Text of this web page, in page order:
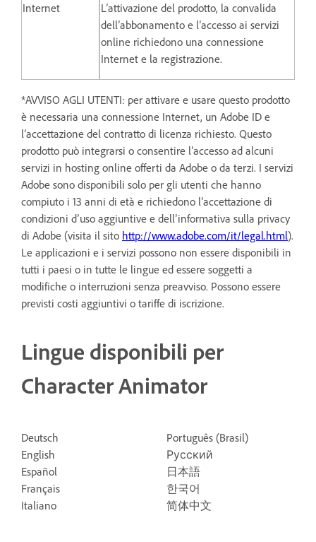
Internet
L’attivazione del prodotto, la convalida
dell’abbonamento e l’accesso ai servizi
online richiedono una connessione
Internet e la registrazione.
*AVVISO AGLI UTENTI: per attivare e usare questo prodotto
è necessaria una connessione Internet, un Adobe ID e
l’accettazione del contratto di licenza richiesto. Questo
prodotto può integrarsi o consentire l’accesso ad alcuni
servizi in hosting online offerti da Adobe o da terzi. I servizi
Adobe sono disponibili solo per gli utenti che hanno
compiuto i 13 anni di età e richiedono l’accettazione di
condizioni d’uso aggiuntive e dell’informativa sulla privacy
di Adobe (visita il sito http://www.adobe.com/it/legal.html).
Le applicazioni e i servizi possono non essere disponibili in
tutti i paesi o in tutte le lingue ed essere soggetti a
modifiche o interruzioni senza preavviso. Possono essere
previsti costi aggiuntivi o tariffe di iscrizione.
Lingue disponibili per
Character Animator
Deutsch
English
Español
Français
Italiano
Português (Brasil)
Русский
日本語
한국어
简体中文